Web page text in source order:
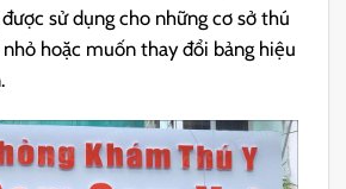
sử dụng cho những cơ sở thú
hoặc muốn thay đổi bảng hiệu